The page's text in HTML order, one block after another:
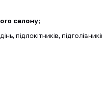
салону;
підлокітників,